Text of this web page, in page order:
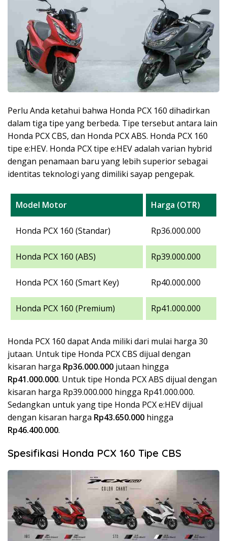
Perlu Anda ketahui bahwa Honda PCX 160 dihadirkan
dalam tiga tipe yang berbeda. Tipe tersebut antara lain
Honda PCX CBS, dan Honda PCX ABS. Honda PCX 160
tipe e:HEV. Honda PCX tipe e:HEV adalah varian hybrid
dengan penamaan baru yang lebih superior sebagai
identitas teknologi yang dimiliki sayap pengepak.
Model Motor Harga (OTR)
Honda PCX 160 (Standar) Rp36.000.000
Honda PCX 160 (ABS) Rp39.000.000
Honda PCX 160 (Smart Key) Rp40.000.000
Honda PCX 160 (Premium) Rp41.000.000
Honda PCX 160 dapat Anda miliki dari mulai harga 30
jutaan. Untuk tipe Honda PCX CBS dijual dengan
kisaran harga Rp36.000.000 jutaan hingga
Rp41.000.000. Untuk tipe Honda PCX ABS dijual dengan
kisaran harga Rp39.000.000 hingga Rp41.000.000.
Sedangkan untuk yang tipe Honda PCX e:HEV dijual
dengan kisaran harga Rp43.650.000 hingga
Rp46.400.000.
Spesifikasi Honda PCX 160 Tipe CBS